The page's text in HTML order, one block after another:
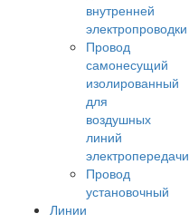
внутренней
электропроводки
Провод
самонесущий
изолированный
для
воздушных
линий
электропередачи
Провод
установочный
Линии